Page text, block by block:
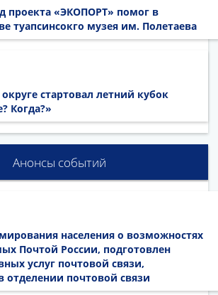
проекта «ЭКОПОРТ» помог в
туапсинсокго музея им. Полетаева
стартовал летний кубок
Когда?»
Анонсы событий
населения о возможностях
Почтой России, подготовлен
услуг почтовой связи,
отделении почтовой связи